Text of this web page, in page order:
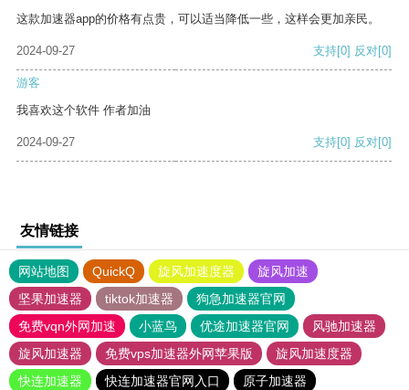
这款加速器app的价格有点贵，可以适当降低一些，这样会更加亲民。
2024-09-27 支持[0] 反对[0]
游客
我喜欢这个软件 作者加油
2024-09-27 支持[0] 反对[0]
友情链接
网站地图 QuickQ 旋风加速度器
旋风加速
坚果加速器
tiktok加速器
狗急加速器官网
免费vqn外网加速
小蓝鸟 优途加速器官网
风驰加速器
旋风加速器
免费vps加速器外网苹果版
旋风加速度器
快连加速器
快连加速器官网入口
原子加速器